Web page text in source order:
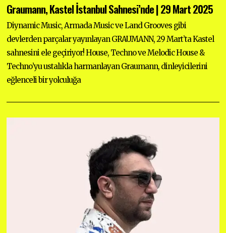
Graumann, Kastel İstanbul Sahnesi’nde | 29 Mart 2025
Diynamic Music, Armada Music ve Land Grooves gibi
devlerden parçalar yayınlayan GRAUMANN, 29 Mart’ta Kastel
sahnesini ele geçiriyor! House, Techno ve Melodic House &
Techno’yu ustalıkla harmanlayan Graumann, dinleyicilerini
eğlenceli bir yolculuğa